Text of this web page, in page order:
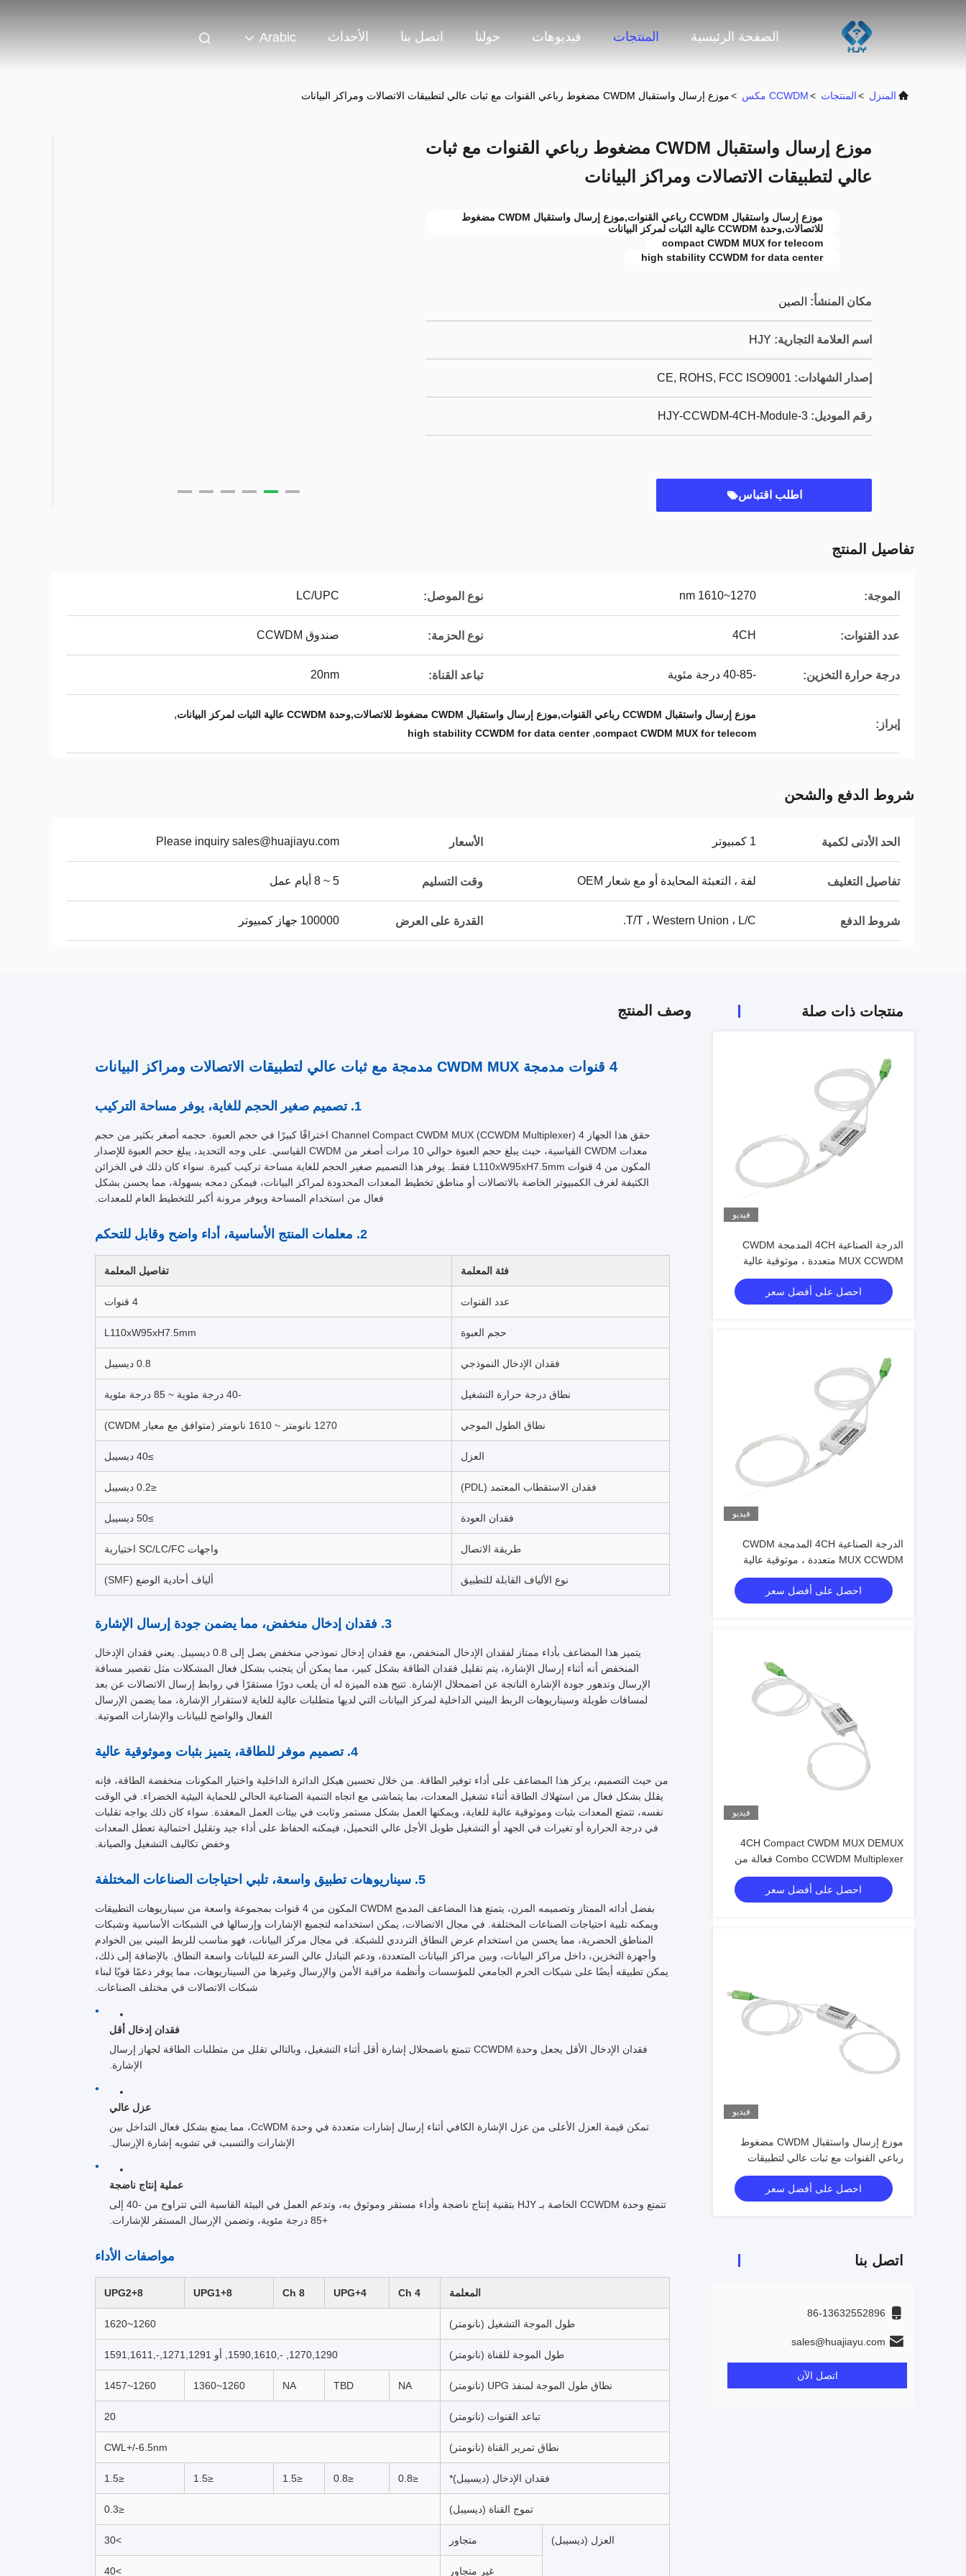
الصفحة الرئيسية المنتجات فيديوهات حولنا اتصل بنا الأحداث Arabic
المنزل >المنتجات >CCWDM مكس >موزع إرسال واستقبال CWDM مضغوط رباعي القنوات مع ثبات عالي لتطبيقات الاتصالات ومراكز البيانات
موزع إرسال واستقبال CWDM مضغوط رباعي القنوات مع ثبات
عالي لتطبيقات الاتصالات ومراكز البيانات
موزع إرسال واستقبال CCWDM رباعي القنوات,موزع إرسال واستقبال CWDM مضغوط
للاتصالات,وحدة CCWDM عالية الثبات لمركز البيانات
compact CWDM MUX for telecom
high stability CCWDM for data center
مكان المنشأ: الصين
اسم العلامة التجارية: HJY
إصدار الشهادات: CE, ROHS, FCC ISO9001
رقم الموديل: HJY-CCWDM-4CH-Module-3
اطلب اقتباس
تفاصيل المنتج
الموجة: 1270~1610 nm نوع الموصل: LC/UPC
عدد القنوات: 4CH نوع الحزمة: صندوق CCWDM
درجة حرارة التخزين: -40-85 درجة مئوية تباعد القناة: 20nm
إبراز:
موزع إرسال واستقبال CCWDM رباعي القنوات,موزع إرسال واستقبال CWDM مضغوط للاتصالات,وحدة CCWDM عالية الثبات لمركز البيانات ,
compact CWDM MUX for telecom
,
high stability CCWDM for data center
شروط الدفع والشحن
الحد الأدنى لكمية 1 كمبيوتر الأسعار Please inquiry sales@huajiayu.com
تفاصيل التغليف لفة ، التعبئة المحايدة أو مع شعار OEM وقت التسليم 5 ~ 8 أيام عمل
شروط الدفع T/T ، Western Union ، L/C. القدرة على العرض 100000 جهاز كمبيوتر
منتجات ذات صلة
فيديو
الدرجة الصناعية 4CH المدمجة CWDM
MUX CCWDM متعددة ، موثوقية عالية
لترابطات الألياف الضوئية
احصل على أفضل سعر
فيديو
الدرجة الصناعية 4CH المدمجة CWDM
MUX CCWDM متعددة ، موثوقية عالية
لترابطات الألياف الضوئية
احصل على أفضل سعر
فيديو
4CH Compact CWDM MUX DEMUX
Combo CCWDM Multiplexer فعالة من
حيث التكلفة لأنظمة الاتصالات بالألياف
الضوئية
احصل على أفضل سعر
فيديو
موزع إرسال واستقبال CWDM مضغوط
رباعي القنوات مع ثبات عالي لتطبيقات
الاتصالات ومراكز البيانات
احصل على أفضل سعر
اتصل بنا
86-13632552896
sales@huajiayu.com
اتصل الآن
وصف المنتج
4 قنوات مدمجة CWDM MUX مدمجة مع ثبات عالي لتطبيقات الاتصالات ومراكز البيانات
1. تصميم صغير الحجم للغاية، يوفر مساحة التركيب
حقق هذا الجهاز 4 Channel Compact CWDM MUX (CCWDM Multiplexer) اختراقًا كبيرًا في حجم العبوة. حجمه أصغر بكثير من حجم
معدات CWDM القياسية، حيث يبلغ حجم العبوة حوالي 10 مرات أصغر من CWDM القياسي. على وجه التحديد، يبلغ حجم العبوة للإصدار
المكون من 4 قنوات L110xW95xH7.5mm فقط. يوفر هذا التصميم صغير الحجم للغاية مساحة تركيب كبيرة. سواء كان ذلك في الخزائن
الكثيفة لغرف الكمبيوتر الخاصة بالاتصالات أو مناطق تخطيط المعدات المحدودة لمراكز البيانات، فيمكن دمجه بسهولة، مما يحسن بشكل
فعال من استخدام المساحة ويوفر مرونة أكبر للتخطيط العام للمعدات.
2. معلمات المنتج الأساسية، أداء واضح وقابل للتحكم
فئة المعلمة تفاصيل المعلمة
عدد القنوات 4 قنوات
حجم العبوة L110xW95xH7.5mm
فقدان الإدخال النموذجي 0.8 ديسيبل
نطاق درجة حرارة التشغيل -40 درجة مئوية ~ 85 درجة مئوية
نطاق الطول الموجي 1270 نانومتر ~ 1610 نانومتر (متوافق مع معيار CWDM)
العزل ≥40 ديسيبل
فقدان الاستقطاب المعتمد (PDL) ≤0.2 ديسيبل
فقدان العودة ≥50 ديسيبل
طريقة الاتصال واجهات SC/LC/FC اختيارية
نوع الألياف القابلة للتطبيق ألياف أحادية الوضع (SMF)
3. فقدان إدخال منخفض، مما يضمن جودة إرسال الإشارة
يتميز هذا المضاعف بأداء ممتاز لفقدان الإدخال المنخفض، مع فقدان إدخال نموذجي منخفض يصل إلى 0.8 ديسيبل. يعني فقدان الإدخال
المنخفض أنه أثناء إرسال الإشارة، يتم تقليل فقدان الطاقة بشكل كبير، مما يمكن أن يتجنب بشكل فعال المشكلات مثل تقصير مسافة
الإرسال وتدهور جودة الإشارة الناتجة عن اضمحلال الإشارة. تتيح هذه الميزة له أن يلعب دورًا مستقرًا في روابط إرسال الاتصالات عن بعد
لمسافات طويلة وسيناريوهات الربط البيني الداخلية لمركز البيانات التي لديها متطلبات عالية للغاية لاستقرار الإشارة، مما يضمن الإرسال
الفعال والواضح للبيانات والإشارات الصوتية.
4. تصميم موفر للطاقة، يتميز بثبات وموثوقية عالية
من حيث التصميم، يركز هذا المضاعف على أداء توفير الطاقة. من خلال تحسين هيكل الدائرة الداخلية واختيار المكونات منخفضة الطاقة، فإنه
يقلل بشكل فعال من استهلاك الطاقة أثناء تشغيل المعدات، بما يتماشى مع اتجاه التنمية الصناعية الحالي للحماية البيئية الخضراء. في الوقت
نفسه، تتمتع المعدات بثبات وموثوقية عالية للغاية، ويمكنها العمل بشكل مستمر وثابت في بيئات العمل المعقدة. سواء كان ذلك يواجه تقلبات
في درجة الحرارة أو تغيرات في الجهد أو التشغيل طويل الأجل عالي التحميل، فيمكنه الحفاظ على أداء جيد وتقليل احتمالية تعطل المعدات
وخفض تكاليف التشغيل والصيانة.
5. سيناريوهات تطبيق واسعة، تلبي احتياجات الصناعات المختلفة
بفضل أدائه الممتاز وتصميمه المرن، يتمتع هذا المضاعف المدمج CWDM المكون من 4 قنوات بمجموعة واسعة من سيناريوهات التطبيقات
ويمكنه تلبية احتياجات الصناعات المختلفة. في مجال الاتصالات، يمكن استخدامه لتجميع الإشارات وإرسالها في الشبكات الأساسية وشبكات
المناطق الحضرية، مما يحسن من استخدام عرض النطاق الترددي للشبكة. في مجال مركز البيانات، فهو مناسب للربط البيني بين الخوادم
وأجهزة التخزين، داخل مراكز البيانات، وبين مراكز البيانات المتعددة، ودعم التبادل عالي السرعة للبيانات واسعة النطاق. بالإضافة إلى ذلك،
يمكن تطبيقه أيضًا على شبكات الحرم الجامعي للمؤسسات وأنظمة مراقبة الأمن والإرسال وغيرها من السيناريوهات، مما يوفر دعمًا قويًا لبناء
شبكات الاتصالات في مختلف الصناعات.
فقدان إدخال أقل
فقدان الإدخال الأقل يجعل وحدة CCWDM تتمتع باضمحلال إشارة أقل أثناء التشغيل، وبالتالي تقلل من متطلبات الطاقة لجهاز إرسال
الإشارة.
عزل عالي
تمكن قيمة العزل الأعلى من عزل الإشارة الكافي أثناء إرسال إشارات متعددة في وحدة CcWDM، مما يمنع بشكل فعال التداخل بين
الإشارات والتسبب في تشويه إشارة الإرسال.
عملية إنتاج ناضجة
تتمتع وحدة CCWDM الخاصة بـ HJY بتقنية إنتاج ناضجة وأداء مستقر وموثوق به، وتدعم العمل في البيئة القاسية التي تتراوح من -40 إلى
+85 درجة مئوية، وتضمن الإرسال المستقر للإشارات.
مواصفات الأداء
المعلمة 4 Ch
4+UPG
8 Ch
8+UPG1
8+UPG2
طول الموجة التشغيل (نانومتر) 1260~1620
طول الموجة للقناة (نانومتر) 1270,1290, -,1590,1610, أو 1271,1291,-,1591,1611
نطاق طول الموجة لمنفذ UPG (نانومتر) NA
TBD
NA
1260~1360
1260~1457
تباعد القنوات (نانومتر) 20
نطاق تمرير القناة (نانومتر) CWL+/-6.5nm
فقدان الإدخال (ديسيبل)* ≤0.8
≤0.8
≤1.5
≤1.5
≤1.5
تموج القناة (ديسيبل) ≤0.3
العزل (ديسيبل) متجاور >30
غير متجاور >40